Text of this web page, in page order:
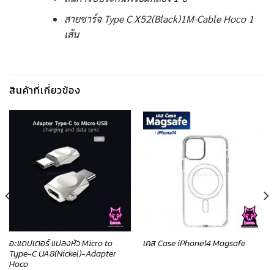
สายชาร์จ Type C X52(Black)1M-Cable Hoco 1
เส้น
สินค้าที่เกี่ยวข้อง
อะแดปเตอร์ แปลงหัว Micro to
Type-C UA8(Nickel)-Adapter
Hoco
เคส Case iPhone14 Magsafe